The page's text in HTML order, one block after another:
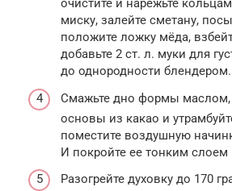
очистите и нарежьте
миску, залейте сметану,
положите ложку мёда,
добавьте 2 ст. л. муки для
до однородности блендером.
Смажьте дно формы
основы из какао и
поместите воздушную
И покройте ее тонким слоем
Разогрейте духовку до 170